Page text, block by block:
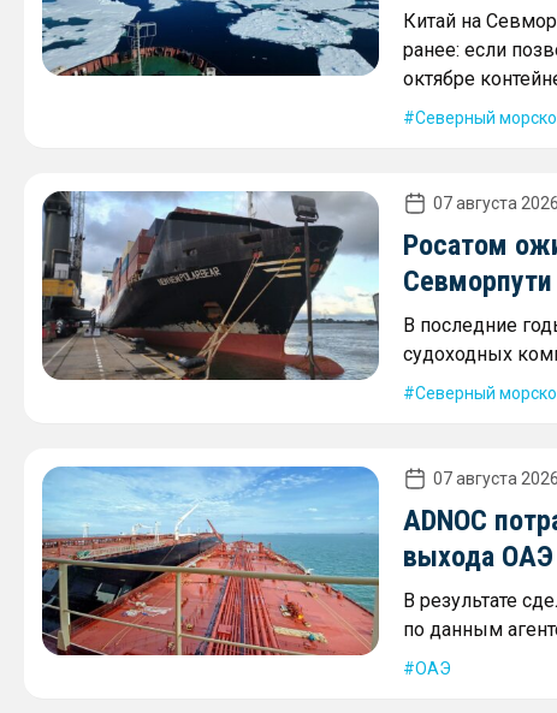
Китай на
ранее: если
октябре
Северный
07 августа
Росатом
В последние
судоходных
Северный
07 августа
ADNOC
выхода
В результате
по данным
ОАЭ